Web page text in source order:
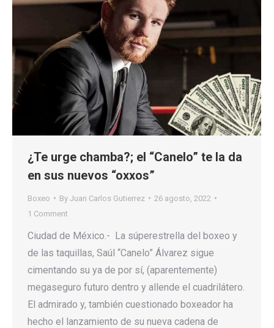
¿Te urge chamba?; el “Canelo” te la da
en sus nuevos “oxxos”
Boxeo By Juan Carlos Gutierrez
26 agosto, 2022
1 Comment
Ciudad de México.- La súperestrella del boxeo y
de las taquillas, Saúl “Canelo” Álvarez sigue
cimentando su ya de por sí, (aparentemente)
megaseguro futuro dentro y allende el cuadrilátero.
El admirado y, también cuestionado boxeador ha
hecho el lanzamiento de su nueva cadena de